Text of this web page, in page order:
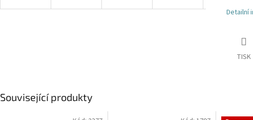
Detailní
TISK
Související produkty